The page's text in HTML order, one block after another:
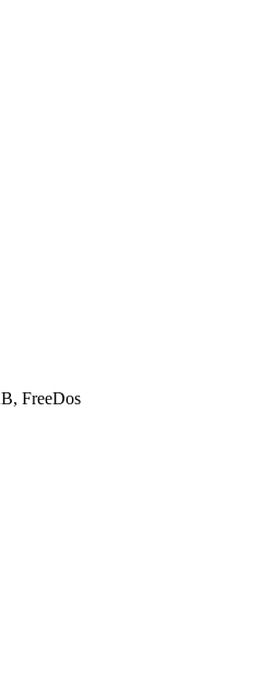
FreeDos